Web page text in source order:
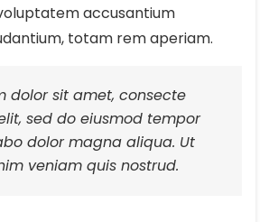
accusantium
totam rem aperiam.
dolor sit amet, consecte
sed do eiusmod tempor
dolor magna aliqua. Ut
veniam quis nostrud.